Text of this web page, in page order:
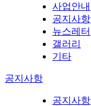
사업안내
공지사항
뉴스레터
갤러리
기타
공지사항
공지사항